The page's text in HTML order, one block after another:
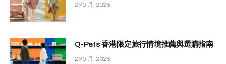
29 5 月, 2026
Q-Pets 香港限定旅行情境推薦與選購指南
29 5 月, 2026